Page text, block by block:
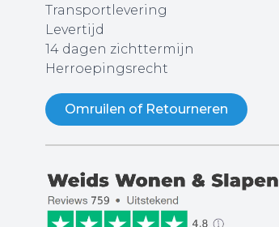
Transportlevering
Levertijd
14 dagen zichttermijn
Herroepingsrecht
Omruilen of Retourneren